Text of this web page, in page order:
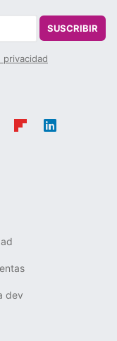
SUSCRIBIR
privacidad
dev